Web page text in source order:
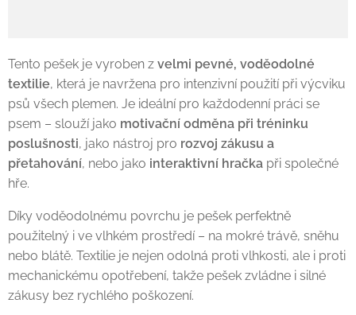
Tento pešek je vyroben z velmi pevné, voděodolné
textilie, která je navržena pro intenzivní použití při výcviku
psů všech plemen. Je ideální pro každodenní práci se
psem – slouží jako motivační odměna při tréninku
poslušnosti, jako nástroj pro rozvoj zákusu a
přetahování, nebo jako interaktivní hračka při společné
hře.
Díky voděodolnému povrchu je pešek perfektně
použitelný i ve vlhkém prostředí – na mokré trávě, sněhu
nebo blátě. Textilie je nejen odolná proti vlhkosti, ale i proti
mechanickému opotřebení, takže pešek zvládne i silné
zákusy bez rychlého poškození.